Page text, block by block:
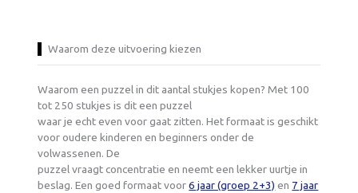
Waarom deze uitvoering kiezen
Waarom een puzzel in dit aantal stukjes kopen? Met 100
tot 250 stukjes is dit een puzzel
waar je echt even voor gaat zitten. Het formaat is geschikt
voor oudere kinderen en beginners onder de
volwassenen. De
puzzel vraagt concentratie en neemt een lekker uurtje in
beslag. Een goed formaat voor6 jaar (groep 2+3) en 7 jaar